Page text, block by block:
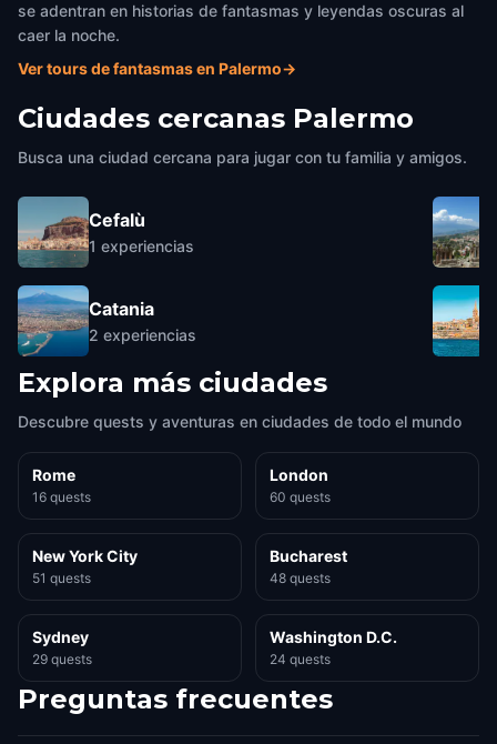
se adentran en historias de fantasmas y leyendas oscuras al
caer la noche.
Ver tours de fantasmas en Palermo→
Ciudades cercanas Palermo
Busca una ciudad cercana para jugar con tu familia y amigos.
Cefalù
1 experiencias
Catania
2 experiencias
Explora más ciudades
Descubre quests y aventuras en ciudades de todo el mundo
Rome
16 quests
London
60 quests
New York City
51 quests
Bucharest
48 quests
Sydney
29 quests
Washington D.C.
24 quests
Preguntas frecuentes